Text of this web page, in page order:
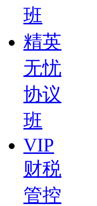
班
精英
无忧
协议
班
VIP
财税
管控